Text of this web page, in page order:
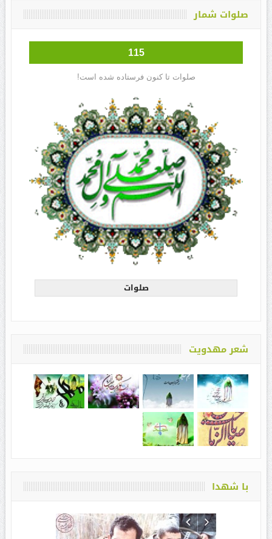
صلوات شمار
115
صلوات تا کنون فرستاده شده است!
صلوات
شعر مهدویت
با شهدا